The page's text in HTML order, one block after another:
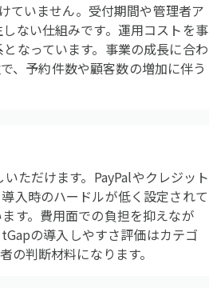
ていません。受付期間や管理者ア
ない仕組みです。運用コストを事
なっています。事業の成長に合わ
、予約件数や顧客数の増加に伴う
ただけます。PayPalやクレジット
入時のハードルが低く設定されて
す。費用面での負担を抑えなが
の導入しやすさ評価はカテゴ
判断材料になります。